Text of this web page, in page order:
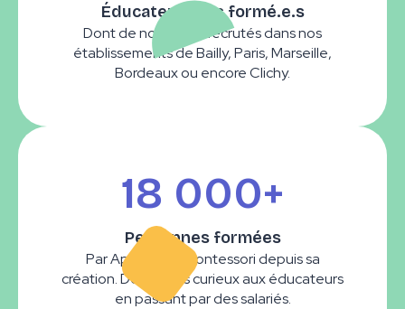
Éducateur.ice.s formé.e.s
Dont de nombreux recrutés dans nos
établissements de Bailly, Paris, Marseille,
Bordeaux ou encore Clichy.
18 000+
Personnes formées
Par Apprendre Montessori depuis sa
création. De simples curieux aux éducateurs
en passant par des salariés.